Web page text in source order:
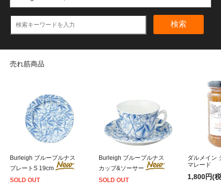
検索
売れ筋商品
Burleigh ブループルナス
プレートS 19cm
SOLD OUT
Burleigh ブループルナス
カップ&ソーサー
SOLD OUT
ダルメイン
マレード
1,800円(